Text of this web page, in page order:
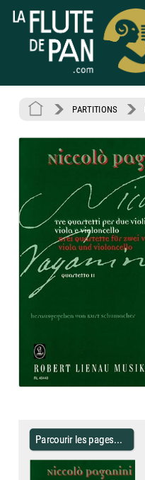
PARTITIONS
Parcourir les pages...